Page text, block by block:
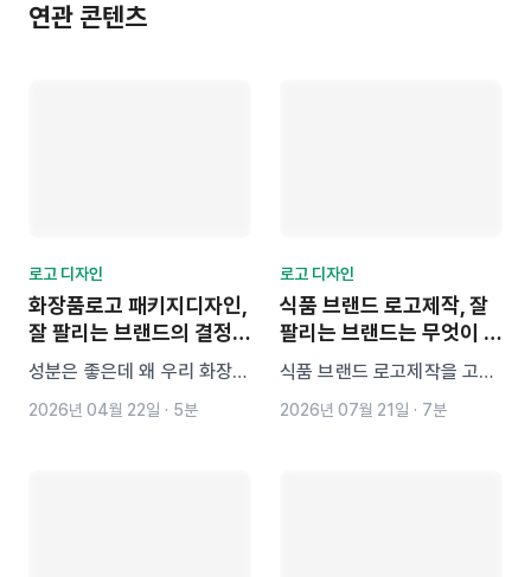
연관 콘텐츠
로고 디자인
화장품로고 패키지디자인,
잘 팔리는 브랜드의 결정적
차이 3가지
성분은 좋은데 왜 우리 화장품
만 저렴해 보일까? 0.3초 만
2026년 04월 22일 · 5분
로고 디자인
식품 브랜드 로고제작, 잘
팔리는 브랜드는 무엇이 다
를까요?
식품 브랜드 로고제작을 고민
하고 있다면 브랜드 전략부터
2026년 07월 21일 · 7분